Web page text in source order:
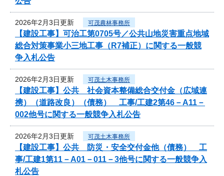
2026年2月3日更新 可茂農林事務所
【建設工事】可治工第0705号／公共山地災害重点地域
総合対策事業小三地工事（R7補正）に関する一般競
争入札公告
2026年2月3日更新 可茂土木事務所
【建設工事】公共 社会資本整備総合交付金（広域連
携）（道路改良）（債務） 工事/工建2第46－A11－
002他号に関する一般競争入札公告
2026年2月3日更新 可茂土木事務所
【建設工事】公共 防災・安全交付金他（債務） 工
事/工建1第11－A01－011－3他号に関する一般競争入
札公告